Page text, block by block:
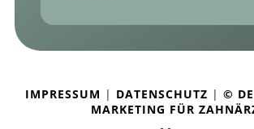
IMPRESSUM | DATENSCHUTZ | ©
MARKETING FÜR